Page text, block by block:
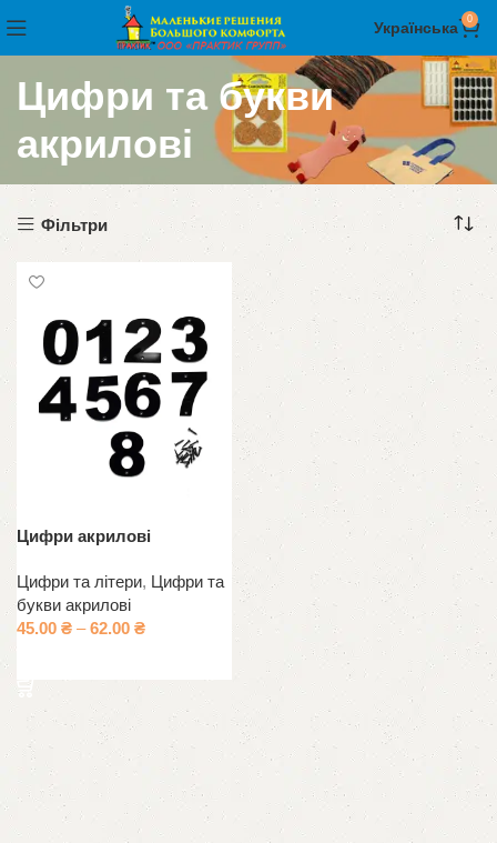
Українська 0
Цифри та букви
акрилові
Фільтри
Цифри акрилові
Цифри та літери, Цифри та
букви акрилові
45.00 ₴ –62.00 ₴